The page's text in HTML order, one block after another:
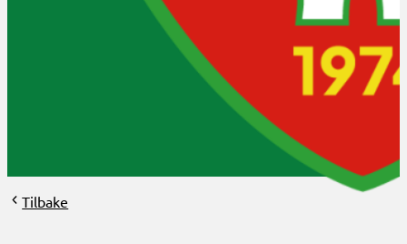
Tilbake